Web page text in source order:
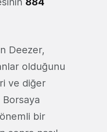
Deezer,
olduğunu
ve diğer
bir